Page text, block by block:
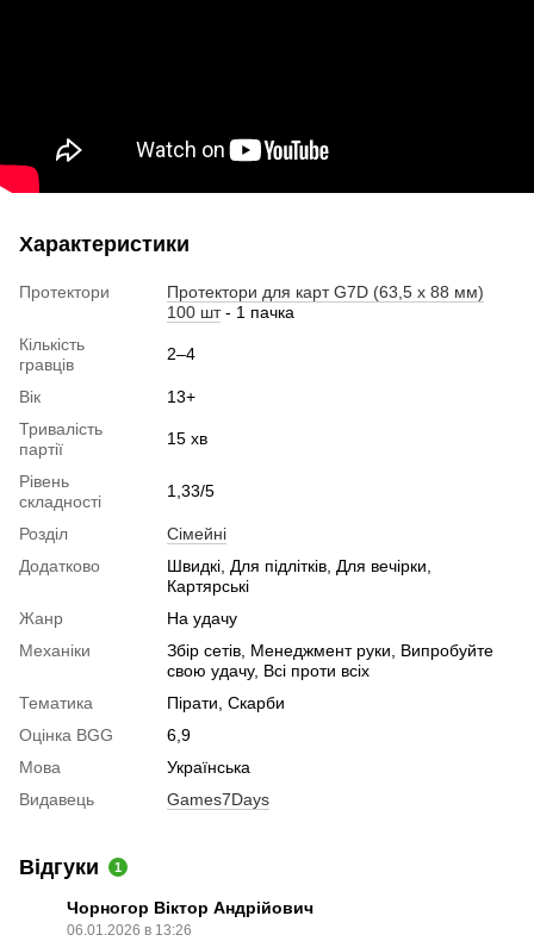
Характеристики
Протектори
Протектори для карт G7D (63,5 x 88 мм)
100 шт- 1 пачка
Кількість
гравців
2–4
Вік
13+
Тривалість
партії
15 хв
Рівень
складності
1,33/5
Розділ
Cімейні
Додатково
Швидкі, Для підлітків, Для вечірки,
Картярські
Жанр
На удачу
Механіки
Збір сетів, Менеджмент руки, Випробуйте
свою удачу, Всі проти всіх
Тематика
Пірати, Скарби
Оцінка BGG
6,9
Мова
Українська
Видавець
Games7Days
Відгуки 1
Чорногор Віктор Андрійович
06.01.2026 в 13:26